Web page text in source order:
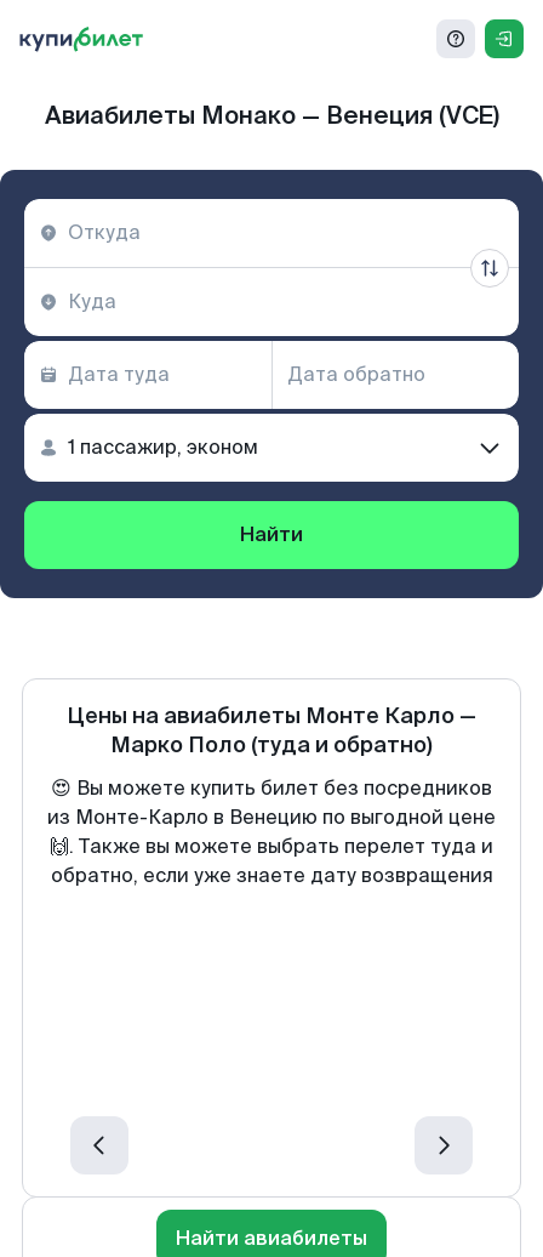
Авиабилеты Монако — Венеция (VCE)
Найти
Цены на авиабилеты Монте Карло —
Марко Поло (туда и обратно)
😍 Вы можете купить билет без посредников
из Монте-Карло в Венецию по выгодной цене
🙌. Также вы можете выбрать перелет туда и
обратно, если уже знаете дату возвращения
Найти авиабилеты